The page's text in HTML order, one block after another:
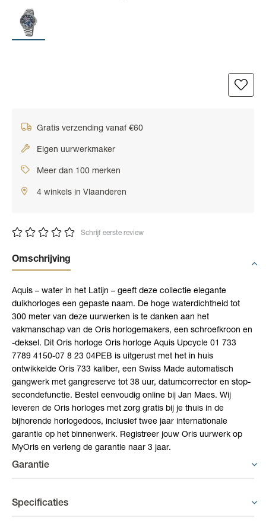
Gratis verzending vanaf €60
Eigen uurwerkmaker
Meer dan 100 merken
4 winkels in Vlaanderen
Schrijf eerste review
Omschrijving
Aquis – water in het Latijn – geeft deze collectie elegante
duikhorloges een gepaste naam. De hoge waterdichtheid tot
300 meter van deze uurwerken is te danken aan het
vakmanschap van de Oris horlogemakers, een schroefkroon en
-deksel. Dit Oris horloge Oris horloge Aquis Upcycle 01 733
7789 4150-07 8 23 04PEB is uitgerust met het in huis
ontwikkelde Oris 733 kaliber, een Swiss Made automatisch
gangwerk met gangreserve tot 38 uur, datumcorrector en stop-
secondefunctie. Bestel eenvoudig online bij Jan Maes. Wij
leveren de Oris horloges met zorg gratis bij je thuis in de
bijhorende horlogedoos, inclusief twee jaar internationale
garantie op het binnenwerk. Registreer jouw Oris uurwerk op
MyOris en verleng de garantie naar 3 jaar.
Garantie
Specificaties